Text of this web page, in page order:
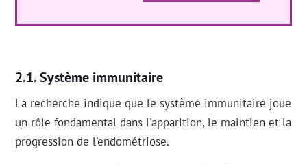
Système immunitaire
La recherche indique que le système immunitaire joue
un rôle fondamental dans l'apparition, le maintien et la
progression de l'endométriose.